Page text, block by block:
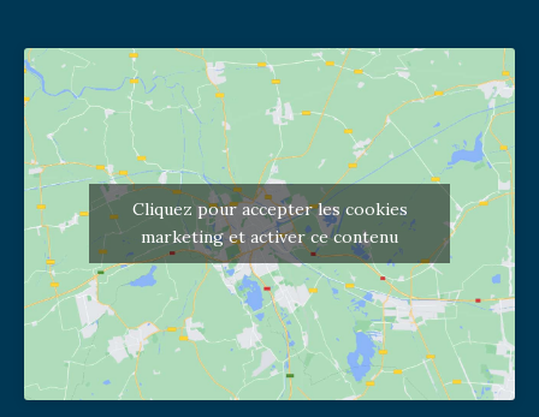
Cliquez pour accepter les cookies
marketing et activer ce contenu